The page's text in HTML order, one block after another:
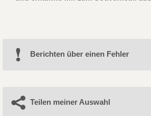
Berichten über einen Fehler
Teilen meiner Auswahl